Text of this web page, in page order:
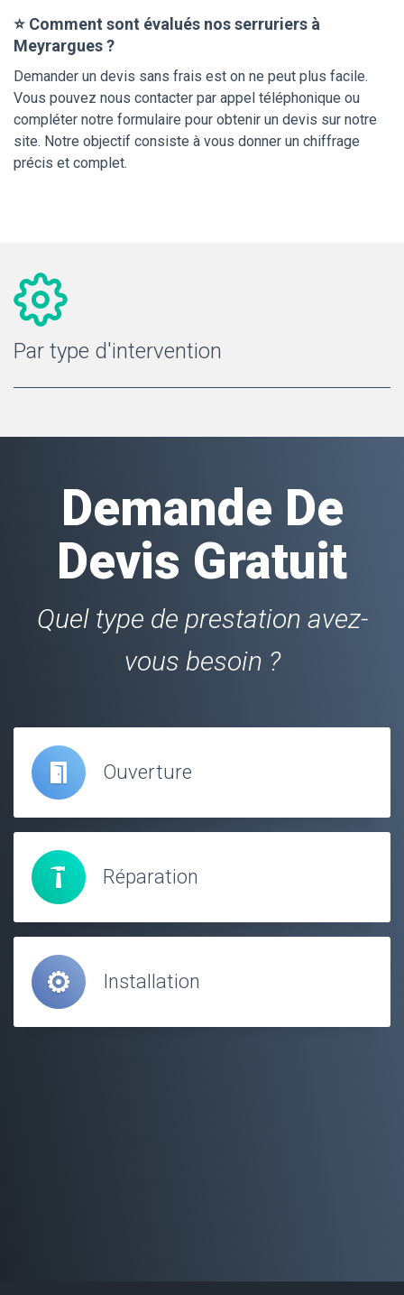
⭐ Comment sont évalués nos serruriers à
Meyrargues ?
Demander un devis sans frais est on ne peut plus facile.
Vous pouvez nous contacter par appel téléphonique ou
compléter notre formulaire pour obtenir un devis sur notre
site. Notre objectif consiste à vous donner un chiffrage
précis et complet.
Par type d'intervention
Demande De
Devis Gratuit
Quel type de prestation avez-
vous besoin ?
Ouverture
Réparation
Installation